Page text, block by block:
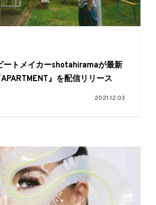
ートメイカーshotahiramaが最新
』を配信リリース
2021.12.03